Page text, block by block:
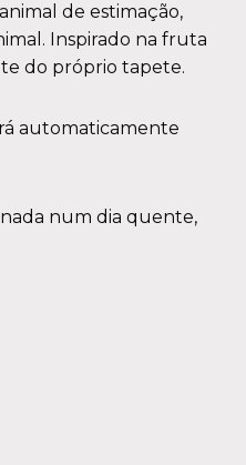
de estimação,
Inspirado na fruta
do próprio tapete.
automaticamente
num dia quente,